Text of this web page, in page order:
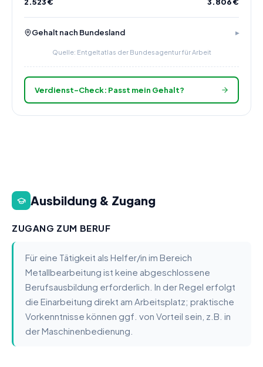
Gehalt nach Bundesland
Quelle: Entgeltatlas der Bundesagentur für Arbeit
Verdienst-Check: Passt mein Gehalt?
Ausbildung & Zugang
ZUGANG ZUM BERUF
Für eine Tätigkeit als Helfer/in im Bereich
Metallbearbeitung ist keine abgeschlossene
Berufsausbildung erforderlich. In der Regel erfolgt
die Einarbeitung direkt am Arbeitsplatz; praktische
Vorkenntnisse können ggf. von Vorteil sein, z.B. in
der Maschinenbedienung.